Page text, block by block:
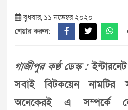
বুধবার, ১১ নভেম্বর ২০২০
শেয়ার করুন:
গাজীপুর কণ্ঠ ডেস্ক :ইন্টারনেট
সবাই বিটকয়েন নামটির
অনেকেরই এ সম্পর্কে